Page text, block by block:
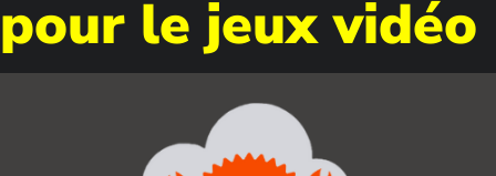
pour le jeux vidéo